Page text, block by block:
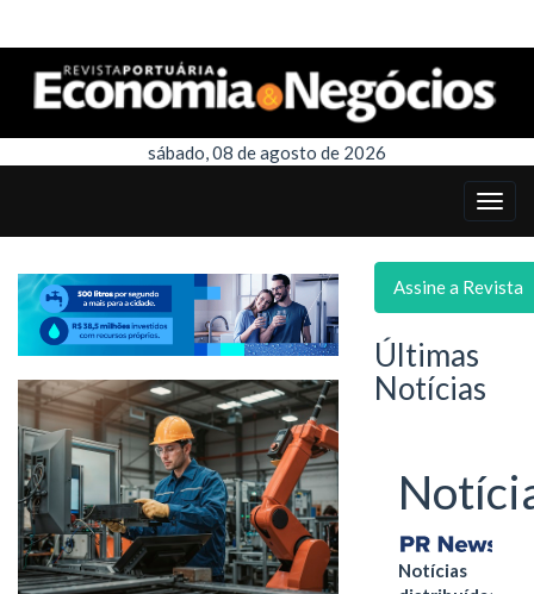
sábado, 08 de agosto de 2026
Assine a Revista
Últimas
Notícias
Notícias